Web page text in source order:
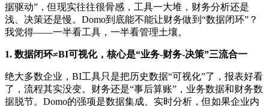
据驱动”，但现实往往很骨感，工具一大堆，财务分析还是
浅、决策还是慢。Domo到底能不能让财务做到“数据闭环”？
我觉得——一半看工具，一半看管理土壤。
1. 数据闭环≠BI可视化，核心是“业务-财务-决策”三流合一
绝大多数企业，BI工具只是把历史数据“可视化”了，报表好看
了，流程其实没变。财务还是“事后算账”，业务数据和财务数
据脱节。Domo的强项是数据集成、实时分析，但如果企业内